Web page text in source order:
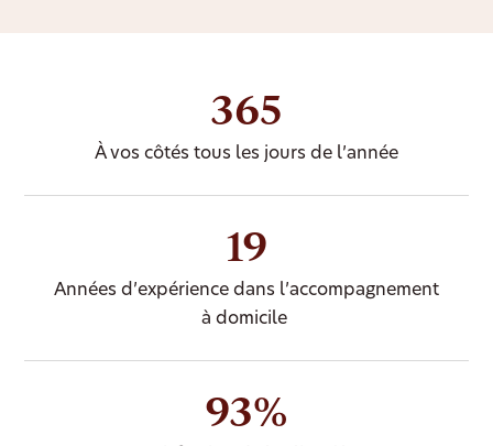
365
À vos côtés tous les jours de l’année
19
Années d’expérience dans l’accompagnement
à domicile
93%